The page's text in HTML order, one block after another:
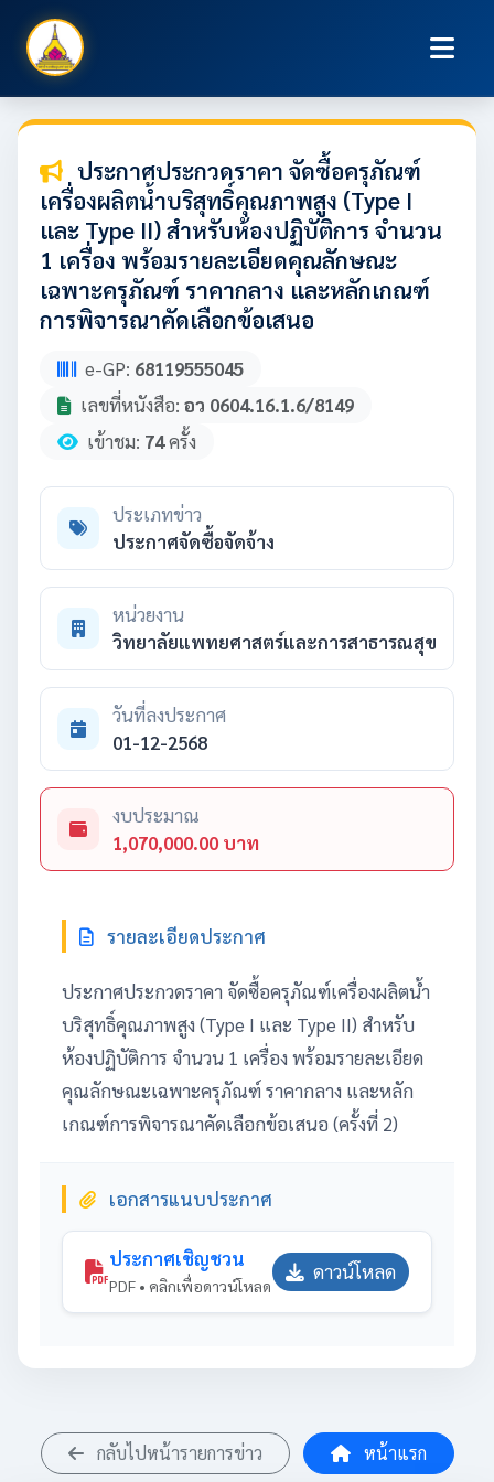
ประกาศประกวดราคา จัดซื้อครุภัณฑ์
เครื่องผลิตน้ำบริสุทธิ์คุณภาพสูง (Type I
และ Type II) สำหรับห้องปฏิบัติการ จำนวน
1 เครื่อง พร้อมรายละเอียดคุณลักษณะ
เฉพาะครุภัณฑ์ ราคากลาง และหลักเกณฑ์
การพิจารณาคัดเลือกข้อเสนอ
e-GP: 68119555045
เลขที่หนังสือ: อว 0604.16.1.6/8149
เข้าชม: 74ครั้ง
ประเภทข่าว
ประกาศจัดซื้อจัดจ้าง
หน่วยงาน
วิทยาลัยแพทยศาสตร์และการสาธารณสุข
วันที่ลงประกาศ
01-12-2568
งบประมาณ
1,070,000.00 บาท
รายละเอียดประกาศ
ประกาศประกวดราคา จัดซื้อครุภัณฑ์เครื่องผลิตน้ำ
บริสุทธิ์คุณภาพสูง (Type I และ Type II) สำหรับ
ห้องปฏิบัติการ จำนวน 1 เครื่อง พร้อมรายละเอียด
คุณลักษณะเฉพาะครุภัณฑ์ ราคากลาง และหลัก
เกณฑ์การพิจารณาคัดเลือกข้อเสนอ (ครั้งที่ 2)
เอกสารแนบประกาศ
ประกาศเชิญชวน
PDF • คลิกเพื่อดาวน์โหลด
ดาวน์โหลด
กลับไปหน้ารายการข่าว หน้าแรก